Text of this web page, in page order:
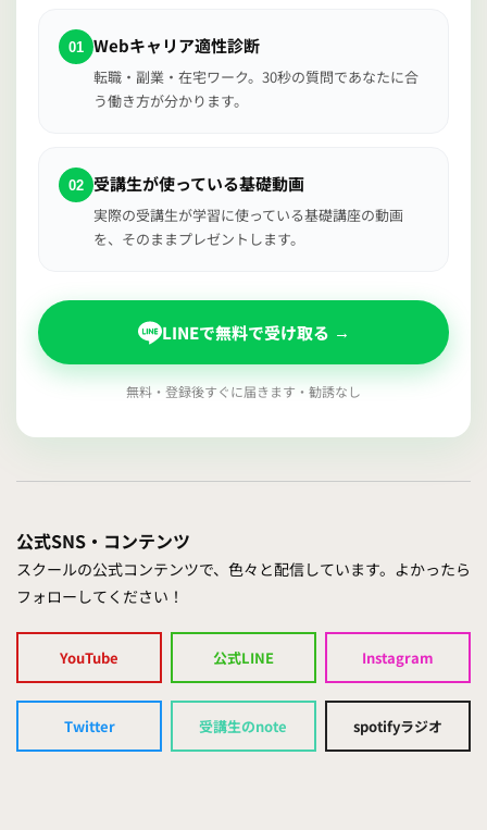
01 Webキャリア適性診断
転職・副業・在宅ワーク。30秒の質問であなたに合
う働き方が分かります。
02 受講生が使っている基礎動画
実際の受講生が学習に使っている基礎講座の動画
を、そのままプレゼントします。
LINEで無料で受け取る →
無料・登録後すぐに届きます・勧誘なし
公式SNS・コンテンツ
スクールの公式コンテンツで、色々と配信しています。よかったら
フォローしてください！
YouTube 公式LINE Instagram
Twitter 受講生のnote spotifyラジオ